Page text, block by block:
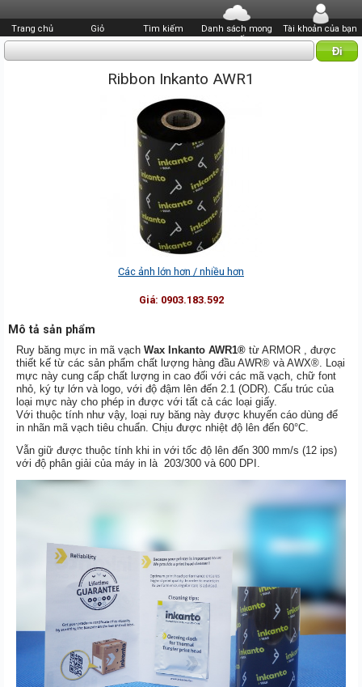
Trang chủ Giỏ Tìm kiếm
Danh sách mong
muốn
Tài khoản của bạn
Ribbon Inkanto AWR1
Các ảnh lớn hơn / nhiều hơn
Giá: 0903.183.592
Mô tả sản phẩm
Ruy băng mực in mã vạch Wax Inkanto AWR1® từ ARMOR , được
thiết kế từ các sản phẩm chất lượng hàng đầu AWR® và AWX®. Loại
mực này cung cấp chất lượng in cao đối với các mã vạch, chữ font
nhỏ, ký tự lớn và logo, với độ đậm lên đến 2.1 (ODR). Cấu trúc của
loại mực này cho phép in được với tất cả các loại giấy.
Với thuộc tính như vậy, loại ruy băng này được khuyến cáo dùng để
in nhãn mã vạch tiêu chuẩn. Chịu được nhiệt độ lên đến 60°C.
Vẫn giữ được thuộc tính khi in với tốc độ lên đến 300 mm/s (12 ips)
với độ phân giải của máy in là 203/300 và 600 DPI.